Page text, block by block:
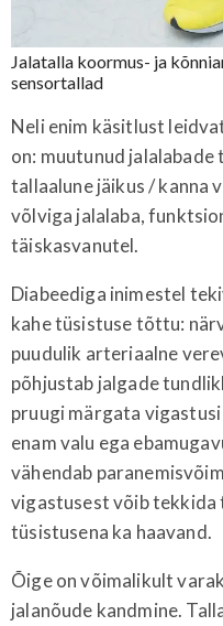
Jalatalla koormus- ja
sensortallad
Neli enim käsitlust
on: muutunud
tallaalune jäikus / kanna
võlviga jalalaba,
täiskasvanutel.
Diabeediga inimestel
kahe tüsistuse tõttu:
puudulik arteriaalne
põhjustab jalgade
pruugi märgata
enam valu ega
vähendab
vigastusest võib tekkida
tüsistusena ka haavand.
Õige on võimalikult
jalanõude kandmine.